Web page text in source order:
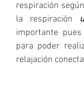
respiración
la respiración
importante
para poder
relajación